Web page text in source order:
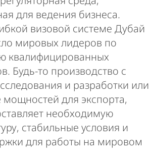
для ведения бизнеса.
визовой системе Дубай
мировых лидеров по
квалифицированных
Будь-то производство с
и разработки или
для экспорта,
необходимую
стабильные условия и
для работы на мировом